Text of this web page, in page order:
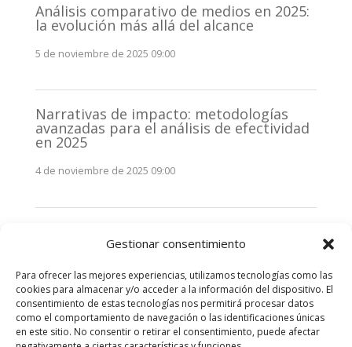
Gestionar consentimiento
Para ofrecer las mejores experiencias, utilizamos tecnologías como las
cookies para almacenar y/o acceder a la información del dispositivo. El
consentimiento de estas tecnologías nos permitirá procesar datos
como el comportamiento de navegación o las identificaciones únicas
en este sitio. No consentir o retirar el consentimiento, puede afectar
Análisis comparativo de medios en 2025:
la evolución más allá del alcance
5 de noviembre de 2025 09:00
Narrativas de impacto: metodologías
avanzadas para el análisis de efectividad
en 2025
4 de noviembre de 2025 09:00
stakeholders en 2025: La clave de la
3 de noviembre de 2025 09:00
Comentarios recientes